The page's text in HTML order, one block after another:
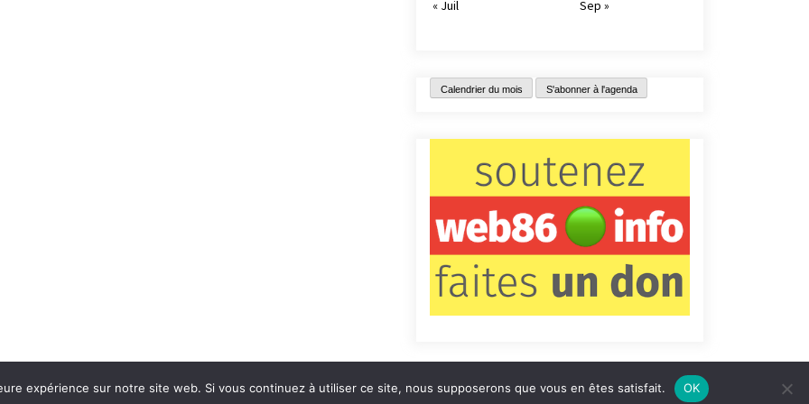
« Juil
Sep »
Calendrier du mois S'abonner à l'agenda
Contact Qui sommes-nous ? Informations légales
expérience sur notre site web. Si vous continuez à utiliser ce site, nous supposerons que vous en êtes satisfait. OK